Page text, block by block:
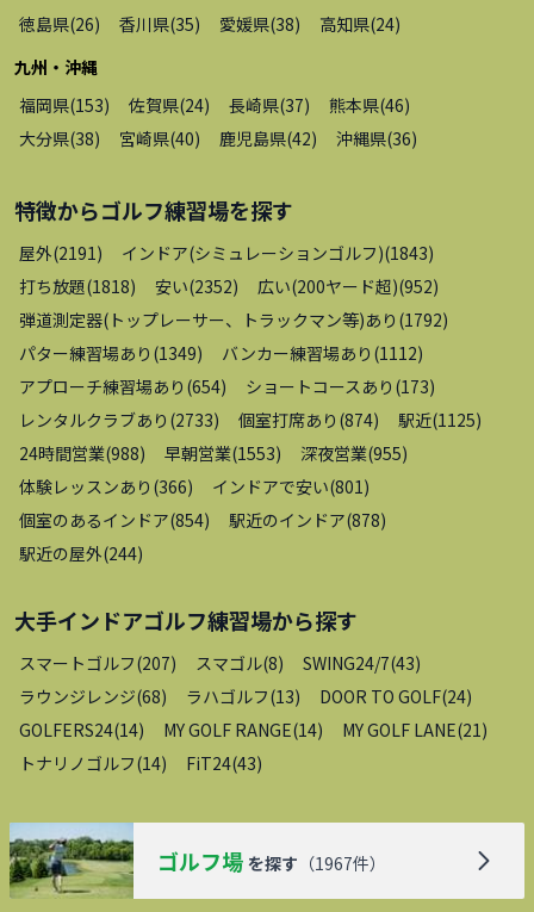
徳島県(26) 香川県(35) 愛媛県(38) 高知県(24)
九州・沖縄
福岡県(153) 佐賀県(24) 長崎県(37) 熊本県(46)
大分県(38) 宮崎県(40) 鹿児島県(42) 沖縄県(36)
特徴からゴルフ練習場を探す
屋外(2191) インドア(シミュレーションゴルフ)(1843)
打ち放題(1818) 安い(2352) 広い(200ヤード超)(952)
弾道測定器(トップレーサー、トラックマン等)あり (1792)
パター練習場あり (1349) バンカー練習場あり (1112)
アプローチ練習場あり (654) ショートコースあり (173)
レンタルクラブあり (2733) 個室打席あり (874) 駅近(1125)
24時間営業(988) 早朝営業(1553) 深夜営業(955)
体験レッスンあり (366) インドアで安い(801)
個室のあるインドア(854) 駅近のインドア(878)
駅近の屋外(244)
大手インドアゴルフ練習場から探す
スマートゴルフ(207) スマゴル(8) SWING24/7(43)
ラウンジレンジ(68) ラハゴルフ(13) DOOR TO GOLF(24)
GOLFERS24(14) MY GOLF RANGE(14) MY GOLF LANE(21)
トナリノゴルフ(14) FiT24(43)
ゴルフ場 を探す （1967件）